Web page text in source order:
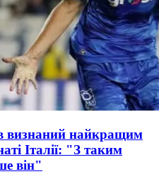
визнаний найкращим
Італії: "З таким
він"